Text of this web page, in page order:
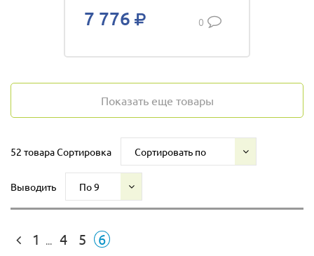
7 776 0
Показать еще товары
52 товараСортировка Сортировать по
Выводить По 9
1 ... 4 5 6